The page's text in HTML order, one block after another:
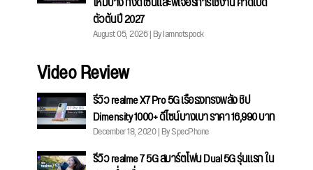
ตัวต้นปี 2027
August 05, 2026 | By Iamnotspock
Video Review
รีวิว realme X7 Pro 5G เรือธงทรงพลัง ชิป
Dimensity 1000+ ดีไซน์บางเบา ราคา 16,990 บาท
December 18, 2020 | By SpecPhone
รีวิว realme 7 5G สมาร์ตโฟน Dual 5G รุ่นแรก ใน